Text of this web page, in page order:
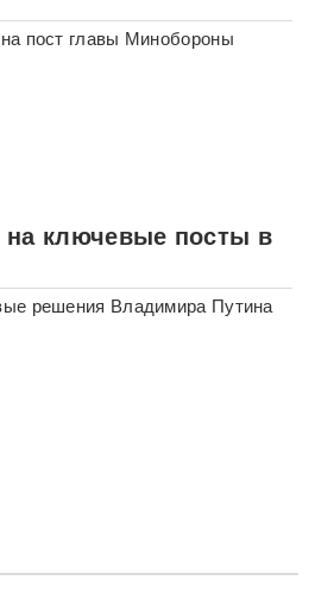
пост главы Минобороны
ключевые посты в
решения Владимира Путина